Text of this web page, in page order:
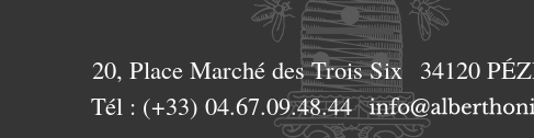
20, Place Marché des Trois Six 34120
Tél : (+33) 04.67.09.48.44